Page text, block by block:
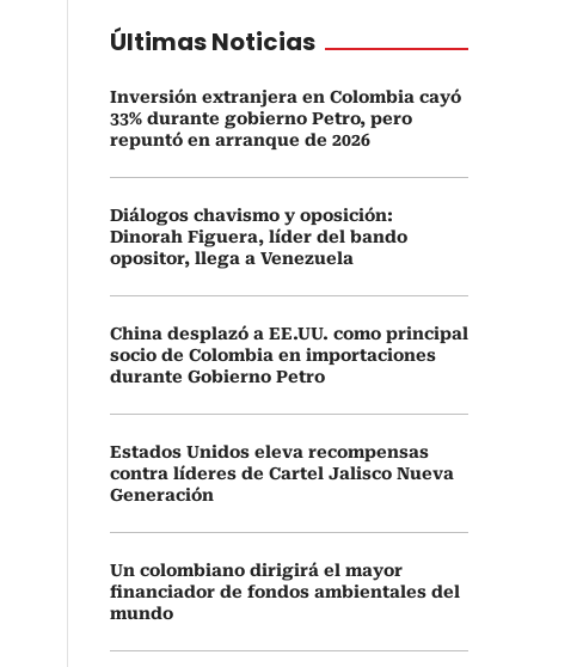
Últimas Noticias
Inversión extranjera en Colombia cayó
33% durante gobierno Petro, pero
repuntó en arranque de 2026
Diálogos chavismo y oposición:
Dinorah Figuera, líder del bando
opositor, llega a Venezuela
China desplazó a EE.UU. como principal
socio de Colombia en importaciones
durante Gobierno Petro
Estados Unidos eleva recompensas
contra líderes de Cartel Jalisco Nueva
Generación
Un colombiano dirigirá el mayor
financiador de fondos ambientales del
mundo